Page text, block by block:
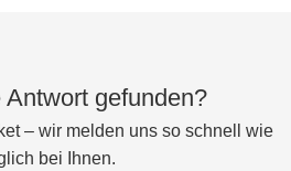
Antwort gefunden?
– wir melden uns so schnell wie
bei Ihnen.